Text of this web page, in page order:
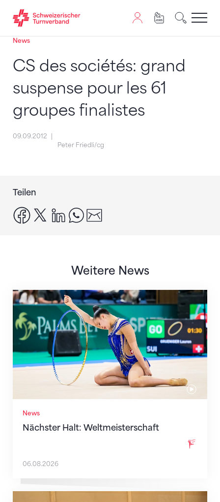
Zum Inhalt springen
Zur Sitemap navigieren
Zum Navigieren dieser Seite wird JavaScript benötigt.
News
CS des sociétés: grand
suspense pour les 61
groupes finalistes
09.09.2012
Peter Friedli/cg
Teilen
facebook
x linkedinwhatsapp
Weitere News
News
Nächster Halt: Weltmeisterschaft
Nächster Halt: Weltmeisterschaft
06.08.2026
Mit klaren Zielen nach Zagreb